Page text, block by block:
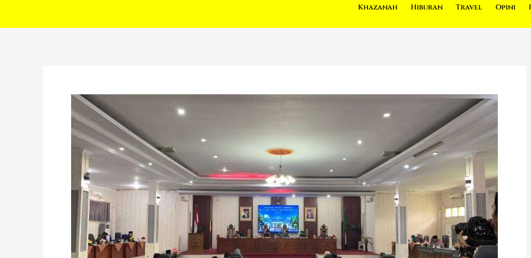
Khazanah
Hiburan Travel Opini
Rapat
Paripurna
DPRD
Lebong,
Penyampaian
Rekomendasi
Terkait
Laporan
LKPJ
TA
2021